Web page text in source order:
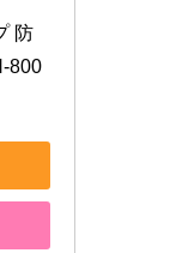
防
800